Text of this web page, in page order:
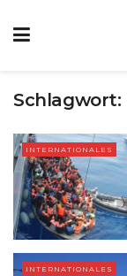
Schlagwort:
INTERNATIONALES
INTERNATIONALES